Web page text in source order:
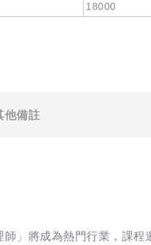
18000
他備註
」將成為熱門行業，課